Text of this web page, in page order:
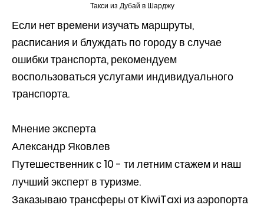
Такси из Дубай в Шарджу
Если нет времени изучать маршруты,
расписания и блуждать по городу в случае
ошибки транспорта, рекомендуем
воспользоваться услугами индивидуального
транспорта.
Мнение эксперта
Александр Яковлев
Путешественник с 10 - ти летним стажем и наш
лучший эксперт в туризме.
Заказываю трансферы от KiwiTaxi из аэропорта